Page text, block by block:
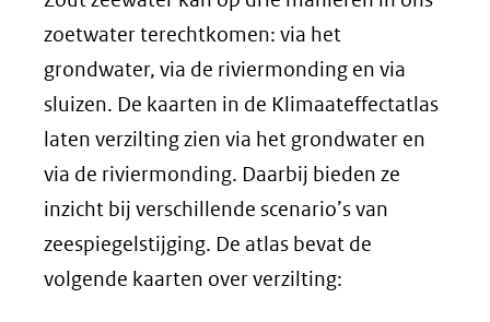
zoetwater terechtkomen: via het
grondwater, via de riviermonding en via
sluizen. De kaarten in de Klimaateffectatlas
laten verzilting zien via het grondwater en
via de riviermonding. Daarbij bieden ze
inzicht bij verschillende scenario’s van
zeespiegelstijging. De atlas bevat de
volgende kaarten over verzilting: